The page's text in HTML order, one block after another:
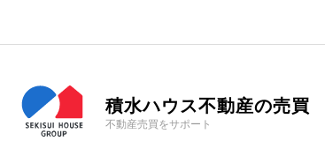
積水ハウス不動産の売買
不動産売買をサポート